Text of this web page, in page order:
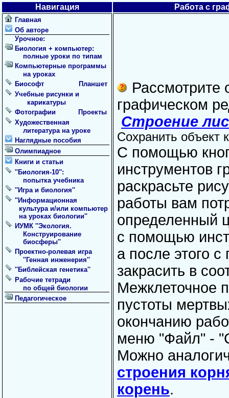
Навигация Работа с
Главная
Об авторе
Урочное:
Биология + компьютер:
полные уроки по типам
Компьютерные программы
на уроках
Биософт
Планшет
Учебные рисунки и
карикатуры
Фотографии
Проекты
Художественная
литература на уроке
Наглядные пособия
Олимпиадное
Книги и статьи
''Биология-10'':
попытка учебника
''Игра и биология''
''Информационная
культура и/или компьютер
на уроках биологии''
ИУМК ''Экология.
Конструирование
биосферы''
Проектно-ролевая игра
''Генная инженерия''
''Библейская генетика''
Рабочие тетради
по общей биологии
Педагогическое
Рассмотрите
графическом
Строение
Сохранить объект
С помощью
инструментов
раскрасьте
работы вам
определенный
с помощью
а после этого
закрасить в
Межклеточное
пустоты
окончанию
меню "Файл" -
Можно
строения
корень.